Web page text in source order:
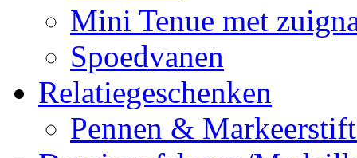
Mini Tenue met
Spoedvanen
Relatiegeschenken
Pennen &